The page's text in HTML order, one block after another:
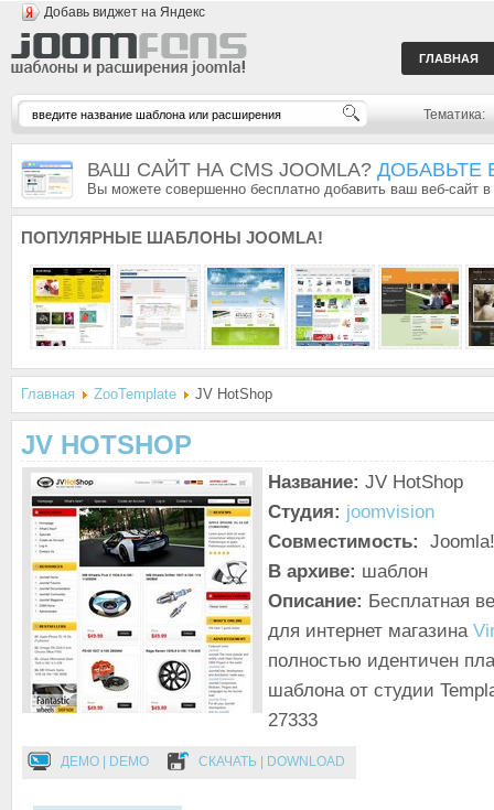
Добавь виджет на Яндекс
ГЛАВНАЯ
Тематика:
ВАШ САЙТ НА CMS JOOMLA? ДОБАВЬТЕ
Вы можете совершенно бесплатно добавить ваш веб-сайт
ПОПУЛЯРНЫЕ ШАБЛОНЫ JOOMLA!
Главная ZooTemplate JV HotShop
JV HOTSHOP
Название: JV HotShop
Студия: joomvision
Совместимость:
В архиве: шаблон
Описание: Бесплатная
для интернет магазина
полностью идентичен
шаблона от студии
27333
ДЕМО | DEMO СКАЧАТЬ | DOWNLOAD